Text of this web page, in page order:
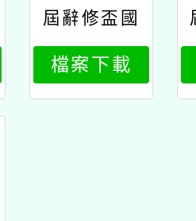
屆辭修盃國
小英語數學
能力競賽辦
法更新
檔案下載